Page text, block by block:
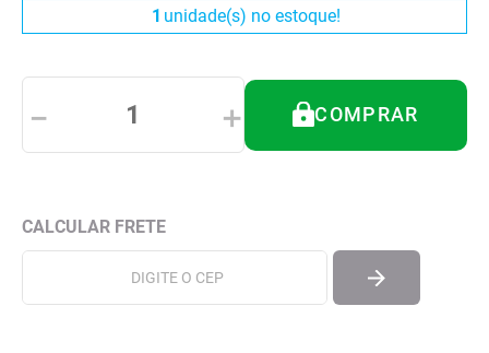
1 unidade(s) no estoque!
＋
－ COMPRAR
meia antitrombo
cadeira higienica